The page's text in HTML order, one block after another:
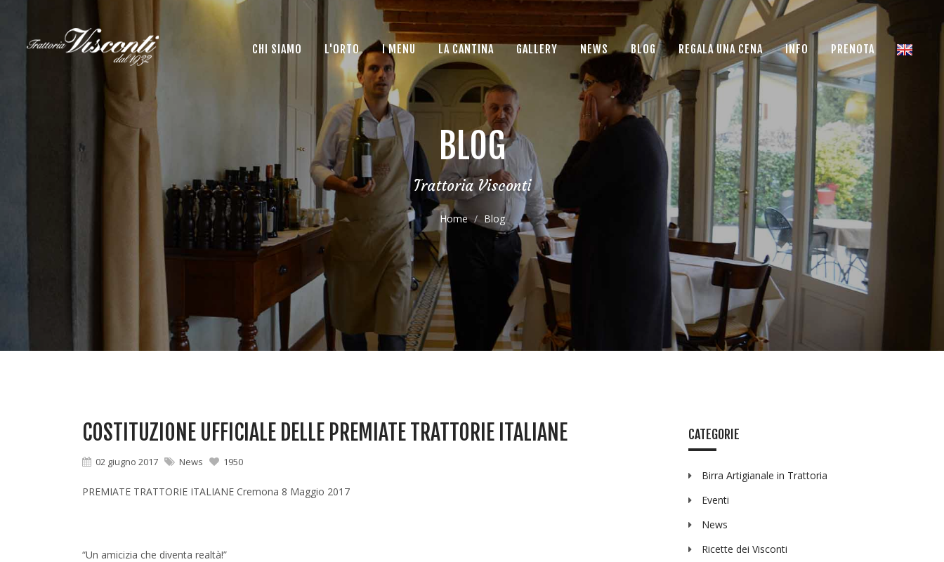
BLOG
Trattoria Visconti
Home Blog
CHI SIAMO L'ORTO I MENU LA CANTINA GALLERY NEWS BLOG REGALA UNA CENA INFO PRENOTA
COSTITUZIONE UFFICIALE DELLE PREMIATE TRATTORIE ITALIANE
02 giugno 2017 News 1950
PREMIATE TRATTORIE ITALIANE Cremona 8 Maggio 2017
“Un amicizia che diventa realtà!”
CATEGORIE
Birra Artigianale in Trattoria
Eventi
News
Ricette dei Visconti